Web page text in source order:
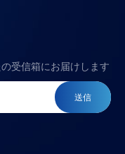
受信箱にお届けします
送信